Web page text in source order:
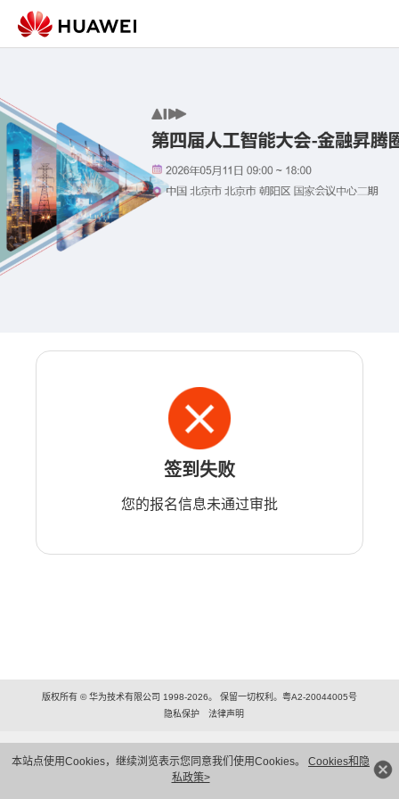
本站点使用Cookies，继续浏览表示您同意我们使用Cookies。 Cookies和隐
私政策>
签到失败
您的报名信息未通过审批
版权所有 © 华为技术有限公司 1998-2026。 保留一切权利。粤A2-20044005号
隐私保护
法律声明